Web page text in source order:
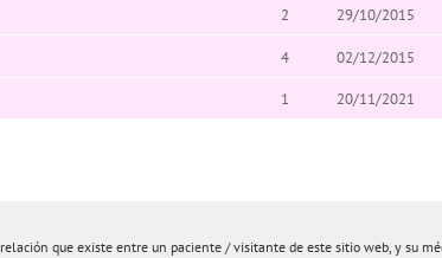
2 29/10/2015
4 02/12/2015
1 20/11/2021
que existe entre un paciente / visitante de este sitio web, y su